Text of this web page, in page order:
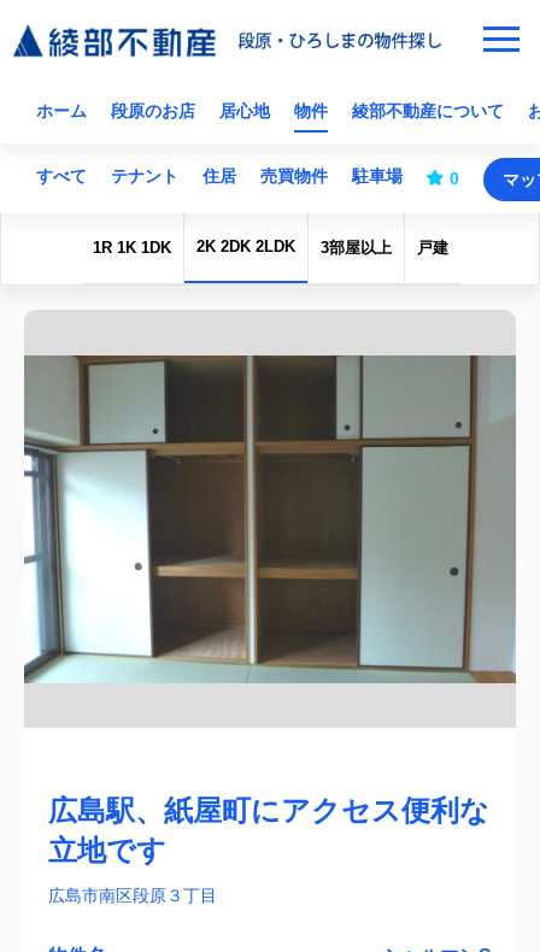
ホーム 段原のお店 居心地 物件 綾部不動産について
すべて テナント 住居 売買物件 駐車場 0 マッ
1R 1K 1DK 2K 2DK 2LDK 3部屋以上 戸建
広島駅、紙屋町にアクセス便利な
立地です
広島市南区段原３丁目